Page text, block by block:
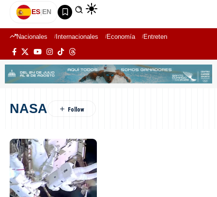
ES|EN
Nacionales Internacionales Economía Entretenimiento
NASA